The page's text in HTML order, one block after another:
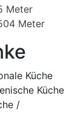
Meter
Meter
Küche
Küche
/